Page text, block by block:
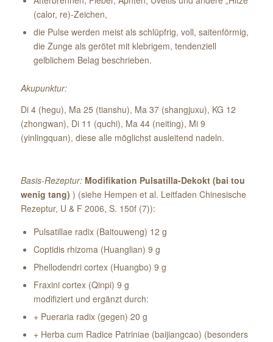
(calor, re)-Zeichen,
die Pulse werden meist als schlüpfrig, voll, saitenförmig,
die Zunge als gerötet mit klebrigem, tendenziell
gelblichem Belag beschrieben.
Akupunktur:
Di 4 (hegu), Ma 25 (tianshu), Ma 37 (shangjuxu), KG 12
(zhongwan), Di 11 (quchi), Ma 44 (neiting), Mi 9
(yinlingquan), diese alle möglichst ausleitend nadeln.
Basis-Rezeptur: Modifikation Pulsatilla-Dekokt (bai tou
wenig tang) ) (siehe Hempen et al. Leitfaden Chinesische
Rezeptur, U & F 2006, S. 150f (7)):
Pulsatillae radix (Baitouweng) 12 g
Coptidis rhizoma (Huanglian) 9 g
Phellodendri cortex (Huangbo) 9 g
Fraxini cortex (Qinpi) 9 g
modifiziert und ergänzt durch:
+ Pueraria radix (gegen) 20 g
+ Herba cum Radice Patriniae (baijiangcao) (besonders